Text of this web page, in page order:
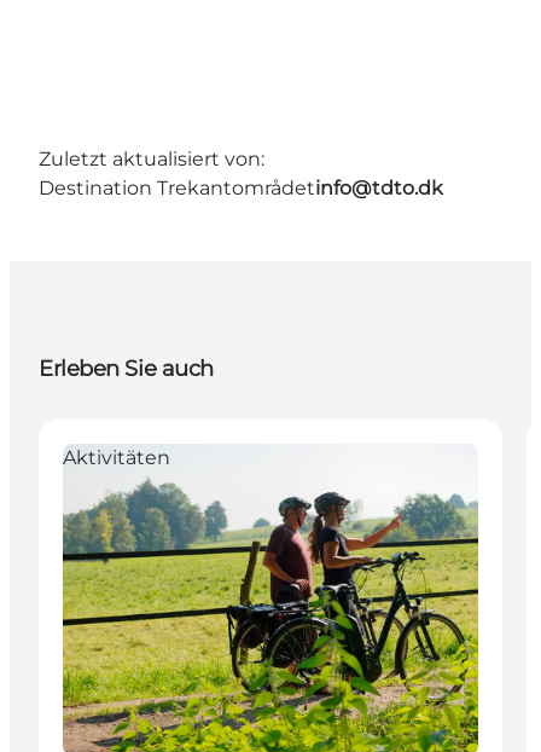
Zuletzt aktualisiert von:
Destination Trekantområdetinfo@tdto.dk
Erleben Sie auch
Aktivitäten